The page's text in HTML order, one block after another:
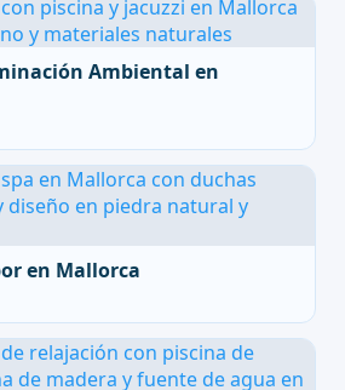
Ambiental en
en Mallorca